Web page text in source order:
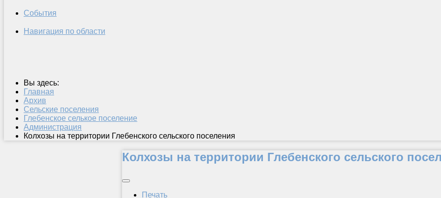
События
Навигация по области
Вы здесь:
Главная
Архив
Сельские поселения
Глебенское селькое поселение
Администрация
Колхозы на территории Глебенского сельского поселения
Колхозы на территории Глебенского сельского
Печать